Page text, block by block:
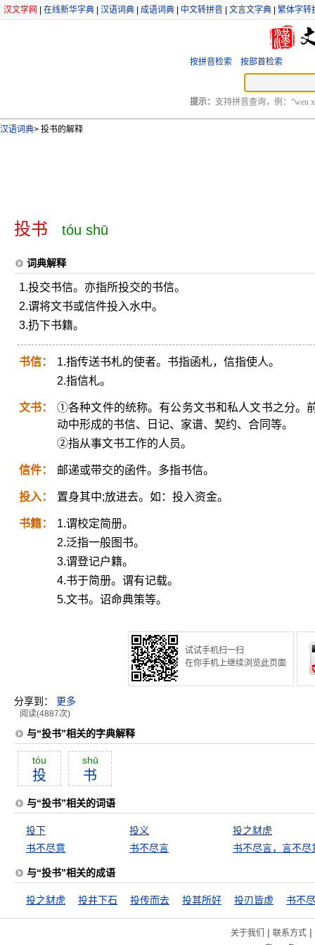
汉文学网 在线新华字典 汉语词典 成语词典 中文转拼音 文言文字典 繁体字转
按拼音检索 按部首检索
提示： 支持拼音查询，例：“wen
汉语词典> 投书的解释
投书 tóu shū
词典解释
1.投交书信。亦指所投交的书信。
2.谓将文书或信件投入水中。
3.扔下书籍。
书信：
1.指传送书札的使者。书指函札，信指使人。
2.指信札。
文书：
①各种文件的统称。有公务文书和私人文书之分。
动中形成的书信、日记、家谱、契约、合同等。
②指从事文书工作的人员。
信件： 邮递或带交的函件。多指书信。
投入： 置身其中;放进去。如：投入资金。
书籍：
1.谓校定简册。
2.泛指一般图书。
3.谓登记户籍。
4.书于简册。谓有记载。
5.文书。诏命典策等。
试试手机扫一扫
在你手机上继续浏览此页面
分享到： 更多
阅读(4887次)
与“投书”相关的字典解释
tóu
投
shū
书
与“投书”相关的词语
投下 投义
投之豺虎
书不尽意
书不尽言 书不尽言，言不尽
与“投书”相关的成语
投之豺虎 投井下石 投传而去 投其所好 投刃皆虚 书不
关于我们 | 联系方式|